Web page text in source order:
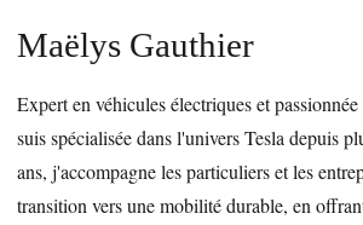
Maëlys Gauthier
Expert en véhicules électriques et
suis spécialisée dans l'univers Tesla depuis
ans, j'accompagne les particuliers et les
transition vers une mobilité durable, en